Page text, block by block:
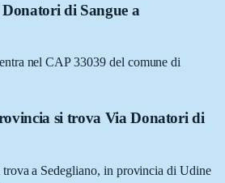
di Sangue a
nel CAP 33039 del comune di
si trova Via Donatori di
a Sedegliano, in provincia di Udine